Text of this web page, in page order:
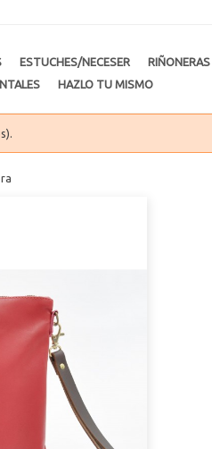
ESTUCHES/NECESER RIÑONERAS
HAZLO TU MISMO